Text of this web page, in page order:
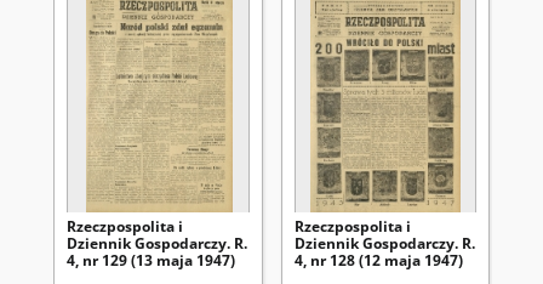
Rzeczpospolita i
Dziennik Gospodarczy. R.
4, nr 129 (13 maja 1947)
Rzeczpospolita i
Dziennik Gospodarczy. R.
4, nr 128 (12 maja 1947)